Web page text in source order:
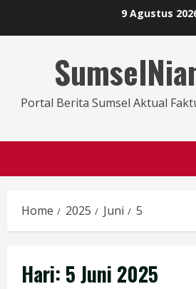
9 Agustus
Portal Berita Sumsel Aktual
Home 2025 Juni 5
Hari: 5 Juni 2025